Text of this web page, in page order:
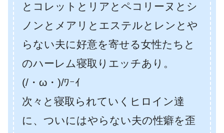
とコレットとリアとペコリーヌとシ
ノンとメアリとエステルとレンとや
らない夫に好意を寄せる女性たちと
のハーレム寝取りエッチあり。
(/・ω・)/ﾜｰｲ
次々と寝取られていくヒロイン達
に、ついにはやらない夫の性癖を歪